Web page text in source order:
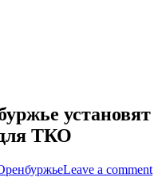
установят
ТКО
Leave a comment